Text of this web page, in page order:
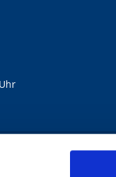
mail@bernhard-